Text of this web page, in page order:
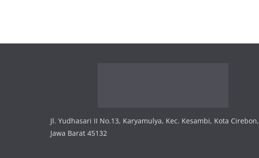
Jl. Yudhasari II No.13, Karyamulya, Kec. Kesambi, Kota Cirebon,
Jawa Barat 45132